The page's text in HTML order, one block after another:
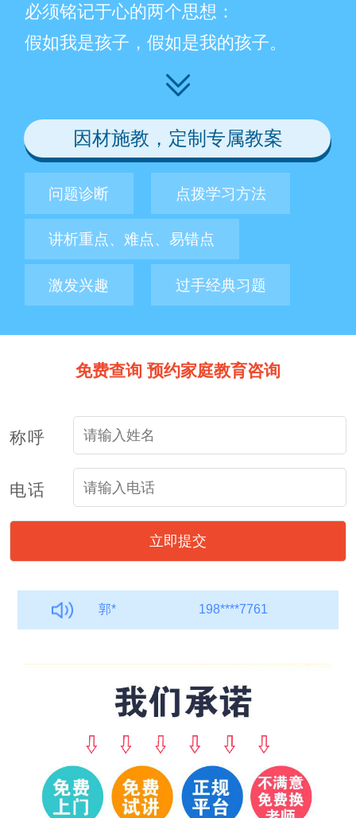
必须铭记于心的两个思想：
假如我是孩子，假如是我的孩子。
因材施教，定制专属教案
问题诊断 点拨学习方法
讲析重点、难点、易错点
激发兴趣 过手经典习题
免费查询 预约家庭教育咨询
称呼
电话
周*
张
朱 184****9760
周* 189****0243
187****7043